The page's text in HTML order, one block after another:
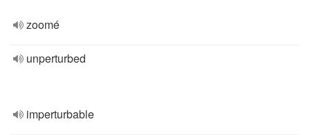
zoomé
unperturbed
imperturbable